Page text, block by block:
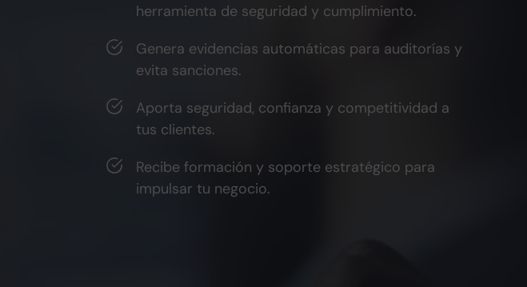
herramienta de seguridad y cumplimiento.
Genera evidencias automáticas para auditorías y
evita sanciones.
Aporta seguridad, confianza y competitividad a
tus clientes.
Recibe formación y soporte estratégico para
impulsar tu negocio.